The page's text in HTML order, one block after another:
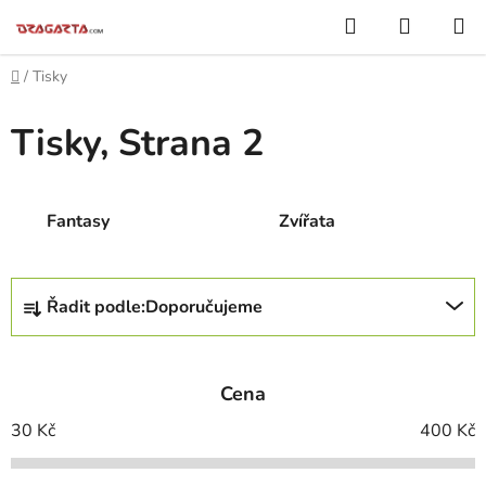
na
obsah
Hledat
KOŠÍK
Domů
/ Tisky
Tisky, Strana 2
Fantasy Zvířata
Ř
z
í
p
Řadit podle:Doporučujeme
Cena
30 Kč 400 Kč